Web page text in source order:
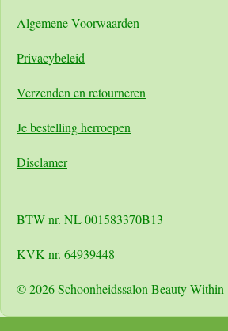
Algemene Voorwaarden
Privacybeleid
Verzenden en retourneren
Je bestelling herroepen
Disclamer
BTW nr. NL 001583370B13
KVK nr. 64939448
© 2026 Schoonheidssalon Beauty Within